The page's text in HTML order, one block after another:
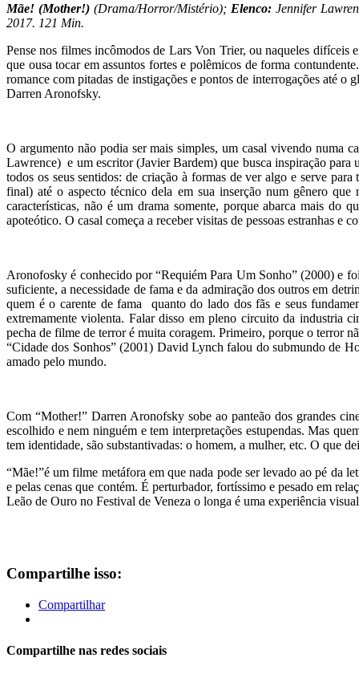
Mãe! (Mother!) (Drama/Horror/Mistério); Elenco: Jennifer
2017. 121 Min.
Pense nos filmes incômodos de Lars Von Trier, ou naqueles difíceis
que ousa tocar em assuntos fortes e polêmicos de forma
romance com pitadas de instigações e pontos de interrogações até
Darren Aronofsky.
O argumento não podia ser mais simples, um casal vivendo numa
Lawrence) e um escritor (Javier Bardem) que busca inspiração para
todos os seus sentidos: de criação à formas de ver algo e serve
final) até o aspecto técnico dela em sua inserção num gênero
características, não é um drama somente, porque abarca mais do
apoteótico. O casal começa a receber visitas de pessoas estranhas e
Aronofosky é conhecido por “Requiém Para Um Sonho” (2000) e
suficiente, a necessidade de fama e da admiração dos outros em
quem é o carente de fama quanto do lado dos fãs e seus
extremamente violenta. Falar disso em pleno circuito da industria
pecha de filme de terror é muita coragem. Primeiro, porque o terror
“Cidade dos Sonhos” (2001) David Lynch falou do submundo de
amado pelo mundo.
Com “Mother!” Darren Aronofsky sobe ao panteão dos grandes
escolhido e nem ninguém e tem interpretações estupendas. Mas
tem identidade, são substantivadas: o homem, a mulher, etc. O que
“Mãe!”é um filme metáfora em que nada pode ser levado ao pé da
e pelas cenas que contém. É perturbador, fortíssimo e pesado em
Leão de Ouro no Festival de Veneza o longa é uma experiência
Compartilhe isso:
Compartilhar
Compartilhe nas redes sociais